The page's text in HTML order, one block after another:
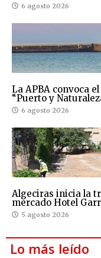
6 agosto 2026
La APBA convoca
“Puerto y
6 agosto 2026
Algeciras inicia la
mercado Hotel
5 agosto 2026
Lo más leído